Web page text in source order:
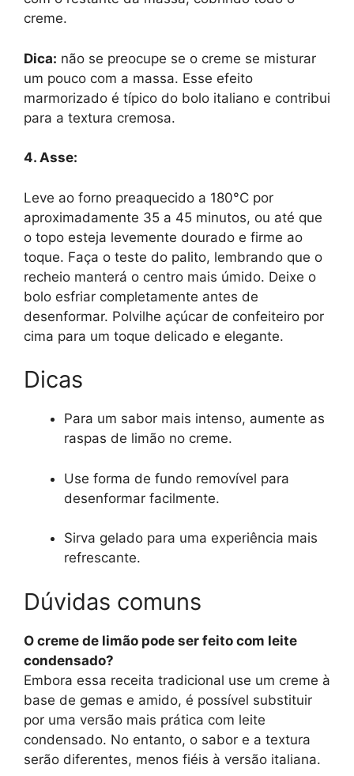
creme.
Dica: não se preocupe se o creme se misturar
um pouco com a massa. Esse efeito
marmorizado é típico do bolo italiano e contribui
para a textura cremosa.
4. Asse:
Leve ao forno preaquecido a 180°C por
aproximadamente 35 a 45 minutos, ou até que
o topo esteja levemente dourado e firme ao
toque. Faça o teste do palito, lembrando que o
recheio manterá o centro mais úmido. Deixe o
bolo esfriar completamente antes de
desenformar. Polvilhe açúcar de confeiteiro por
cima para um toque delicado e elegante.
Dicas
Para um sabor mais intenso, aumente as
raspas de limão no creme.
Use forma de fundo removível para
desenformar facilmente.
Sirva gelado para uma experiência mais
refrescante.
Dúvidas comuns
O creme de limão pode ser feito com leite
condensado?
Embora essa receita tradicional use um creme à
base de gemas e amido, é possível substituir
por uma versão mais prática com leite
condensado. No entanto, o sabor e a textura
serão diferentes, menos fiéis à versão italiana.